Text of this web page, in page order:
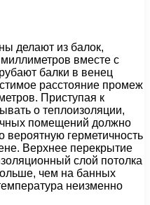
делают из балок,
вместе с
балки в венец
расстояние промеж
Приступая к
о теплоизоляции,
помещений должно
вероятную герметичность
Верхнее перекрытие
слой потолка
чем на банных
неизменно